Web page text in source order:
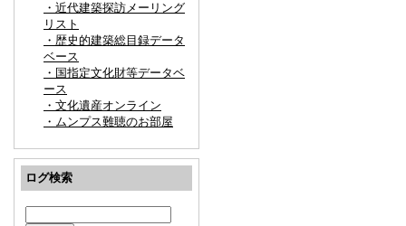
・近代建築探訪メーリング
リスト
・歴史的建築総目録データ
ベース
・国指定文化財等データベ
ース
・文化遺産オンライン
・ムンプス難聴のお部屋
ログ検索